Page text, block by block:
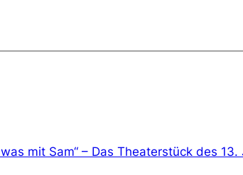
mit Sam“ – Das Theaterstück des 13.